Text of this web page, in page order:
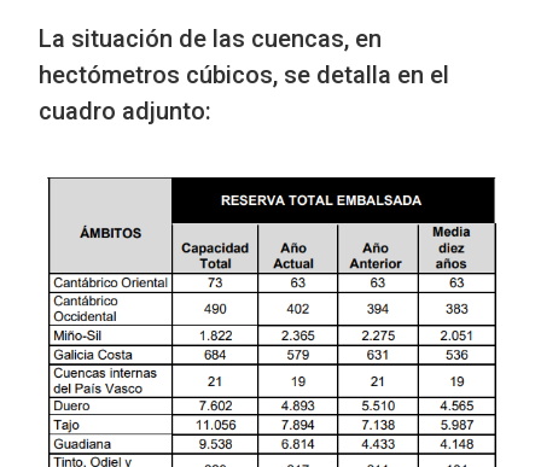
La situación de las cuencas, en
hectómetros cúbicos, se detalla en el
cuadro adjunto: